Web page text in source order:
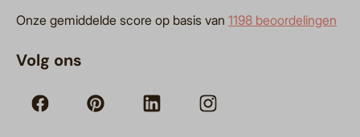
Onze gemiddelde score op basis van 1198 beoordelingen
Volg ons